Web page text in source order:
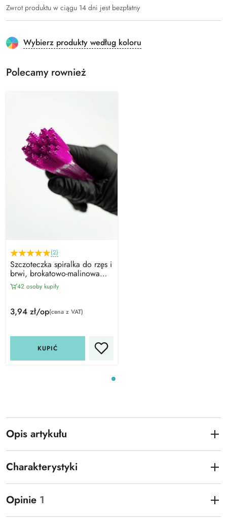
Zwrot produktu w ciągu 14 dni jest bezpłatny
Wybierz produkty według koloru
Polecamy rownież
(2)
Szczoteczka spiralka do rzęs i
brwi, brokatowo-malinowa
(50 szt)
42 osoby kupiły
3,94 zł/op(cena z VAT)
KUPIĆ
Opis artykułu
Charakterystyki
Opinie 1